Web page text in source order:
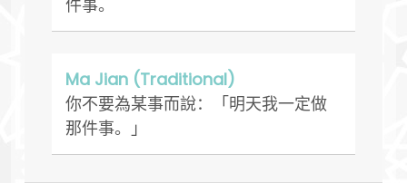
件事。
Ma Jian (Traditional)
你不要為某事而說：「明天我一定做
那件事。」